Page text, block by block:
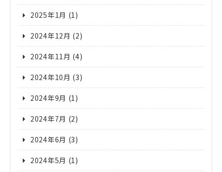
2025年1月 (1)
2024年12月 (2)
2024年11月 (4)
2024年10月 (3)
2024年9月 (1)
2024年7月 (2)
2024年6月 (3)
2024年5月 (1)